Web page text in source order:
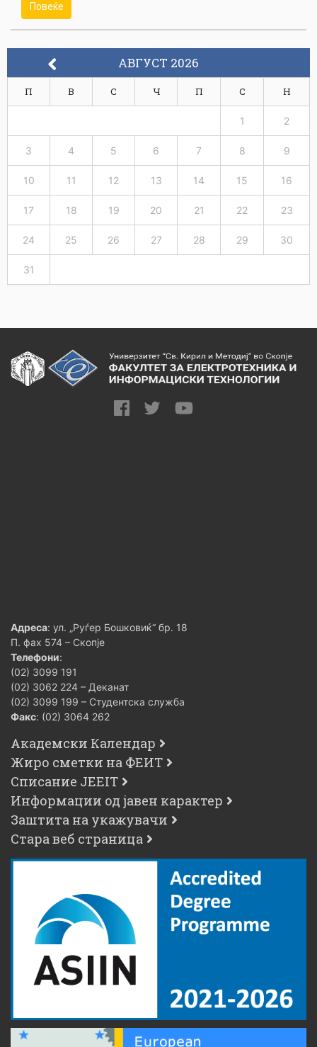
Повеќе
АВГУСТ 2026
П В С Ч П С Н
1 2
3 4 5 6 7 8 9
10 11 12 13 14 15 16
17 18 19 20 21 22 23
24 25 26 27 28 29 30
31
Адреса: ул. „Руѓер Бошковиќ“ бр. 18
П. фах 574 – Скопје
Телефони:
(02) 3099 191
(02) 3062 224 – Деканат
(02) 3099 199 – Студентска служба
Факс: (02) 3064 262
Академски Календар
Жиро сметки на ФЕИТ
Списание JEEIT
Информации од јавен карактер
Заштита на укажувачи
Стара веб страница